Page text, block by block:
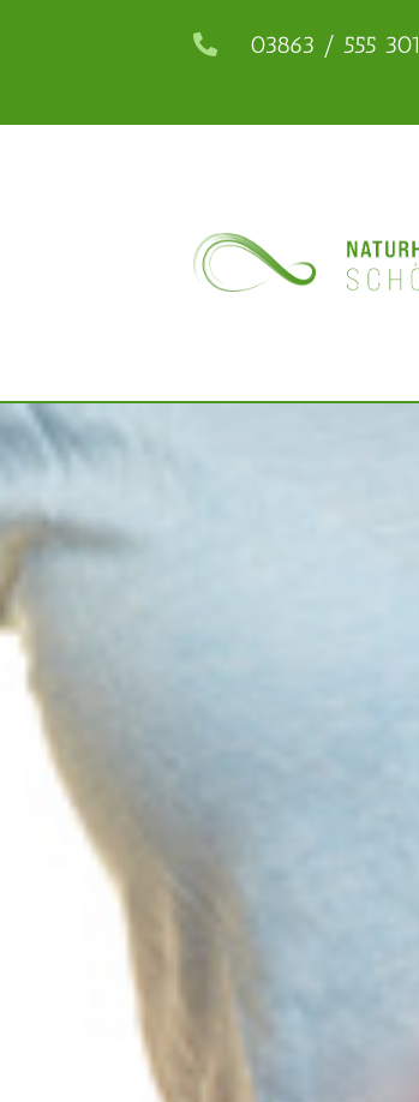
 03863 / 555 301